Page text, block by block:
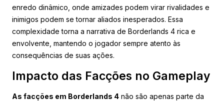
enredo dinâmico, onde amizades podem virar rivalidades e
inimigos podem se tornar aliados inesperados. Essa
complexidade torna a narrativa de Borderlands 4 rica e
envolvente, mantendo o jogador sempre atento às
consequências de suas ações.
Impacto das Facções no Gameplay
As facções em Borderlands 4 não são apenas parte da